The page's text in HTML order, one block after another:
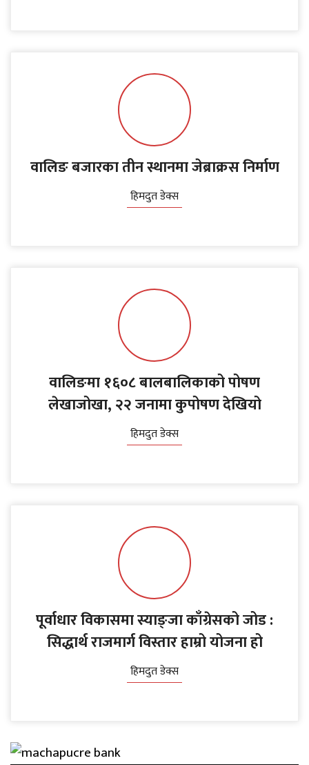
वालिङ बजारका तीन स्थानमा जेब्राक्रस निर्माण
हिमदुत डेक्स
वालिङमा १६०८ बालबालिकाको पोषण
लेखाजोखा, २२ जनामा कुपोषण देखियो
हिमदुत डेक्स
पूर्वाधार विकासमा स्याङ्जा काँग्रेसको जोड :
सिद्धार्थ राजमार्ग विस्तार हाम्रो योजना हो
हिमदुत डेक्स